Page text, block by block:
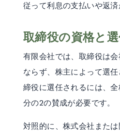
従って利息の支払いや返済
取締役の資格と
有限会社では、取締役は
ならず、株主によって選
締役に選任されるには、
分の2の賛成が必要です。
対照的に、株式会社また